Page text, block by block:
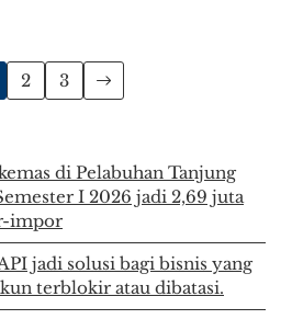
2 3
di Pelabuhan Tanjung
I 2026 jadi 2,69 juta
impor
jadi solusi bagi bisnis yang
terblokir atau dibatasi.